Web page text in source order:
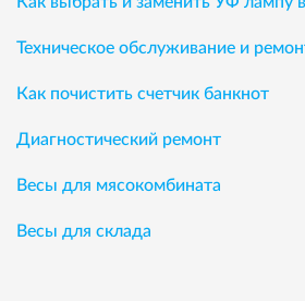
Техническое обслуживание и
Как почистить счетчик банкнот
Диагностический ремонт
Весы для мясокомбината
Весы для склада